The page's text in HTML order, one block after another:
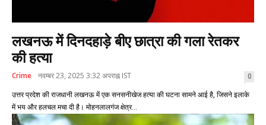
लखनऊ में दिनदहाड़े बीए छात्रा की गला रेतकर
की हत्या
Crime नवम्बर 23, 2025 3:32 अपराह्न IST 0
उत्तर प्रदेश की राजधानी लखनऊ में एक सनसनीखेज हत्या की घटना सामने आई है, जिसने इलाके
में भय और हलचल मचा दी है। मोहनलालगंज क्षेत्र...